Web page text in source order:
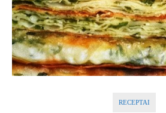
RECEPTAI